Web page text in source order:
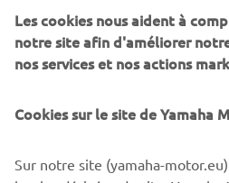
Adorée dans le monde entier
rétro, la gamme Sport Heritage
lacollection Faster Sons 2024.
vêtements vintage décontractés,
orange qui rendent hommage
plus modernes.
Les cookies nous aident à
notre site afin d'améliorer
nos services et nos actions
Cookies sur le site de Yamaha
Sur notre site (yamaha-